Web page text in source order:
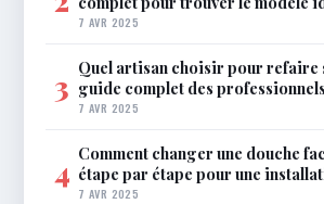
7 AVR 2025
3 Quel artisan choisir pour refaire
guide complet des
7 AVR 2025
4 Comment changer une douche
étape par étape pour une
7 AVR 2025